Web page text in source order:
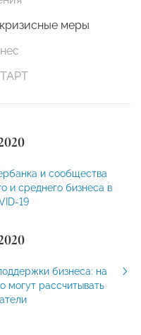
меры
и сообщества
и среднего бизнеса в
19
бизнеса: на
могут рассчитывать